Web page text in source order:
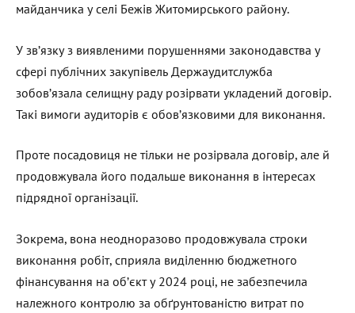
майданчика у селі Бежів Житомирського району.
У зв’язку з виявленими порушеннями законодавства у
сфері публічних закупівель Держаудитслужба
зобов’язала селищну раду розірвати укладений договір.
Такі вимоги аудиторів є обов’язковими для виконання.
Проте посадовиця не тільки не розірвала договір, але й
продовжувала його подальше виконання в інтересах
підрядної організації.
Зокрема, вона неодноразово продовжувала строки
виконання робіт, сприяла виділенню бюджетного
фінансування на об’єкт у 2024 році, не забезпечила
належного контролю за обґрунтованістю витрат по